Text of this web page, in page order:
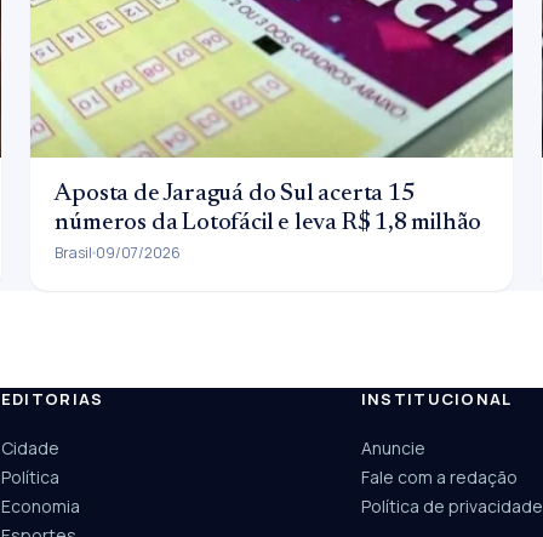
Aposta de Jaraguá do Sul acerta 15
números da Lotofácil e leva R$ 1,8 milhão
Brasil 09/07/2026
Câmara
EDITORIAS
Cidade
Política
Economia
INSTITUCIONAL
Anuncie
Fale com a redação
Política de privacidade